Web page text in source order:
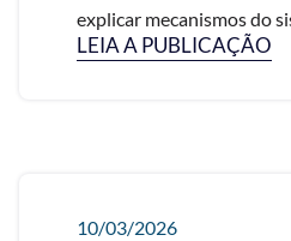
explicar mecanismos do
LEIA A PUBLICAÇÃO
10/03/2026